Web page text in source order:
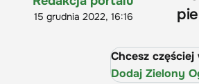
15 grudnia 2022, 16:16
Chcesz
Dodaj Zielony